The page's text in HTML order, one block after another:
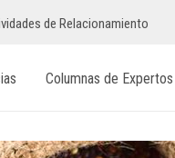
de Relacionamiento
Columnas de Expertos